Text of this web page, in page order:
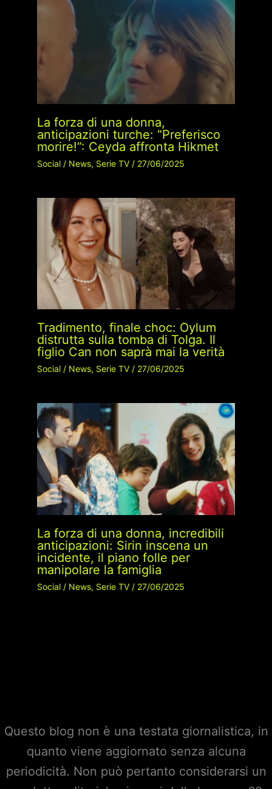
La forza di una donna,
anticipazioni turche: “Preferisco
morire!”: Ceyda affronta Hikmet
Social/ News, Serie TV/ 27/06/2025
Tradimento, finale choc: Oylum
distrutta sulla tomba di Tolga. Il
figlio Can non saprà mai la verità
Social/ News, Serie TV/ 27/06/2025
La forza di una donna, incredibili
anticipazioni: Sirin inscena un
incidente, il piano folle per
manipolare la famiglia
Social/ News, Serie TV/ 27/06/2025
Questo blog non è una testata giornalistica, in
quanto viene aggiornato senza alcuna
periodicità. Non può pertanto considerarsi un